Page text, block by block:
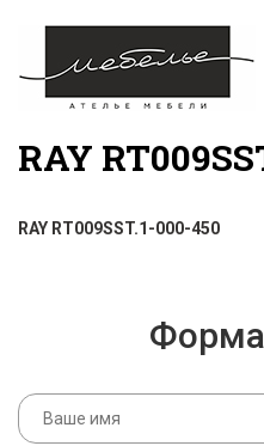
RAY
RAY RT009SST.1-000-450
Форма